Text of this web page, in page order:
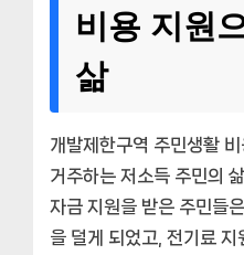
비용 지원
삶
개발제한구역 주민생활
거주하는 저소득 주민의
자금 지원을 받은 주민들
을 덜게 되었고, 전기료 지